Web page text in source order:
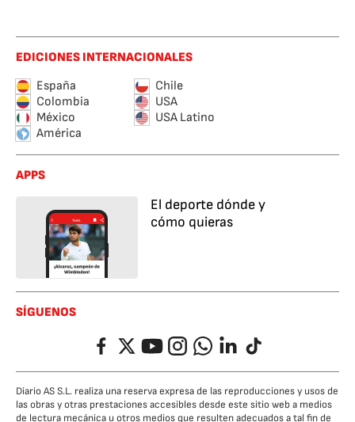
EDICIONES INTERNACIONALES
España
Chile
Colombia
USA
México
USA Latino
América
APPS
El deporte dónde y
cómo quieras
SÍGUENOS
FacebookTwitterYouTubeInstagramWhatsappLinkedIn
TikTok
Diario AS S.L. realiza una reserva expresa de las reproducciones y usos de
las obras y otras prestaciones accesibles desde este sitio web a medios
de lectura mecánica u otros medios que resulten adecuados a tal fin de